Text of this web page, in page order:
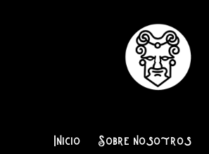
Inicio Sobre nosotros